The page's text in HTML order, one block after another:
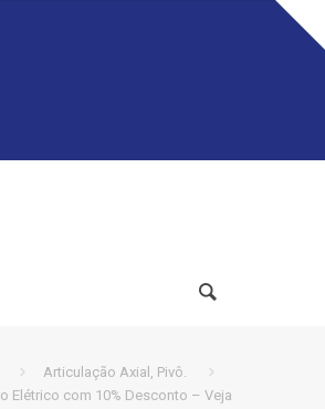
Articulação Axial, Pivô.
Elétrico com 10% Desconto – Veja